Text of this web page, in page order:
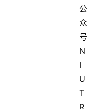
公
众
号
N
I
U
T
R